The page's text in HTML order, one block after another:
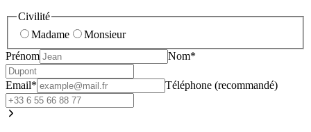
Civilité
Madame
Monsieur
Prénom
Nom*
Email* Téléphone (recommandé)